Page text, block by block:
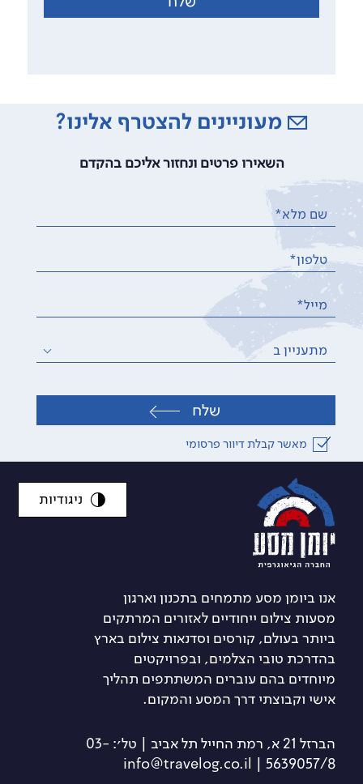
מעוניינים להצטרף אלינו?
השאירו פרטים ונחזור אליכם בהקדם
שם מלא*
טלפון*
מייל*
מתעניין ב
מאשר קבלת דיוור פרסומי
שלח
אנו ביומן מסע מתמחים בתכנון וארגון
מסעות צילום ייחודיים לאזורים המרתקים
ביותר בעולם, קורסים וסדנאות צילום בארץ
בהדרכת טובי הצלמים, ובפרויקטים
מיוחדים בהם עוברים המשתתפים תהליך
אישי וקבוצתי דרך המסע והמקום.
הברזל 21 א, רמת החייל תל אביב | טל׳: 03-
5639057/8 | info@travelog.co.il
ניגודיות